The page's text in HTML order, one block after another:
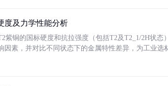
度及力学性能分析
紫铜的国标硬度和抗拉强度（包括T2及T2_1/2H状态
因素，并对比不同状态下的金属特性差异，为工业选